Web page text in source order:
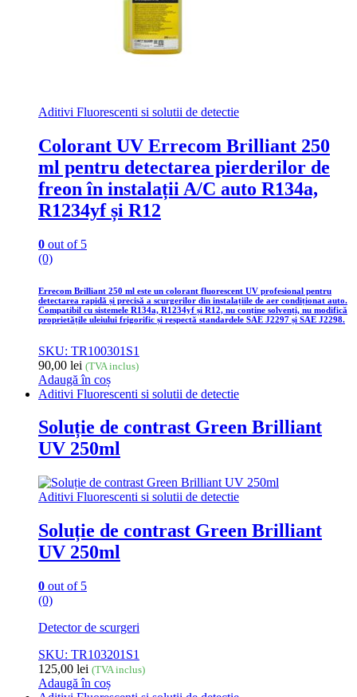
Aditivi Fluorescenti si solutii de detectie
Colorant UV Errecom Brilliant 250
ml pentru detectarea pierderilor de
freon în instalații A/C auto R134a,
R1234yf și R12
0 out of 5
(0)
Errecom Brilliant 250 ml este un colorant fluorescent UV profesional pentru
detectarea rapidă și precisă a scurgerilor din instalațiile de aer condiționat auto.
Compatibil cu sistemele R134a, R1234yf și R12, nu conține solvenți, nu modifică
proprietățile uleiului frigorific și respectă standardele SAE J2297 și SAE J2298.
SKU: TR100301S1
90,00 lei (TVA inclus)
Adaugă în coș
Aditivi Fluorescenti si solutii de detectie
Soluție de contrast Green Brilliant
UV 250ml
Aditivi Fluorescenti si solutii de detectie
Soluție de contrast Green Brilliant
UV 250ml
0 out of 5
(0)
Detector de scurgeri
SKU: TR103201S1
125,00 lei (TVA inclus)
Adaugă în coș